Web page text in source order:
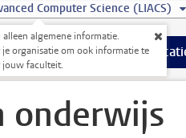
Computer Science (LIACS)
alleen algemene informatie.
je organisatie om ook informatie te
jouw faculteit.
Onderwijs pagina’s
Onderzoek meer Onderzoek
onderwijs